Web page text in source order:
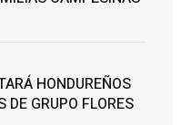
HONDUREÑOS
DE GRUPO FLORES